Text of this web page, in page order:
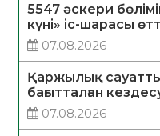
5547 әскери
күні» іс-шарасы
07.08.2026
Қаржылық
бағытталған
07.08.2026